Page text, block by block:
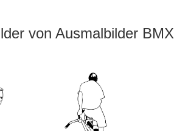
von Ausmalbilder BMX